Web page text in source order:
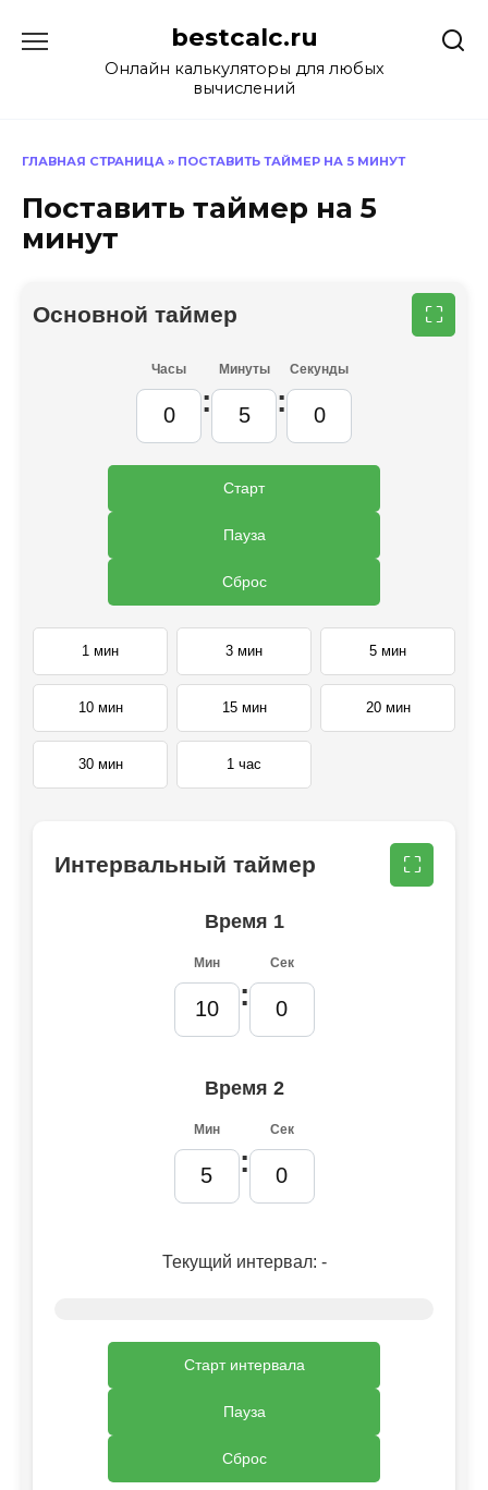
содержанию
bestcalc.ru
Онлайн калькуляторы для любых
вычислений
ГЛАВНАЯ СТРАНИЦА » ПОСТАВИТЬ ТАЙМЕР НА 5 МИНУТ
Поставить таймер на 5
минут
Основной таймер ⛶
Часы
:
Минуты
:
Секунды
Старт
Пауза
Сброс
1 мин 3 мин 5 мин
10 мин 15 мин 20 мин
30 мин 1 час
Интервальный таймер ⛶
Время 1
Мин
:
Сек
Время 2
Мин
:
Сек
Текущий интервал: -
Старт интервала
Пауза
Сброс